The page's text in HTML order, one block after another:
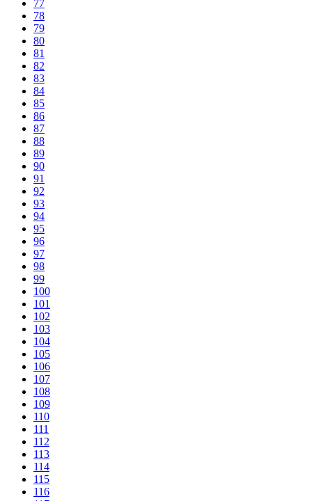
77
78
79
80
81
82
83
84
85
86
87
88
89
90
91
92
93
94
95
96
97
98
99
100
101
102
103
104
105
106
107
108
109
110
111
112
113
114
115
116